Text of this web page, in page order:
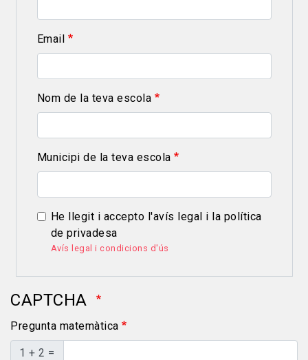
Email
Nom de la teva escola
Municipi de la teva escola
He llegit i accepto l'avís legal i la política
de privadesa
Avís legal i condicions d'ús
CAPTCHA
Pregunta matemàtica
1 + 2 =